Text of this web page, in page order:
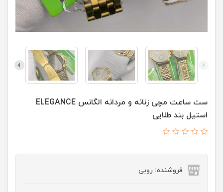
ست ساعت مچی زنانه و مردانه الگانس ELEGANCE
استیل بند طلایی
فروشنده: روبی